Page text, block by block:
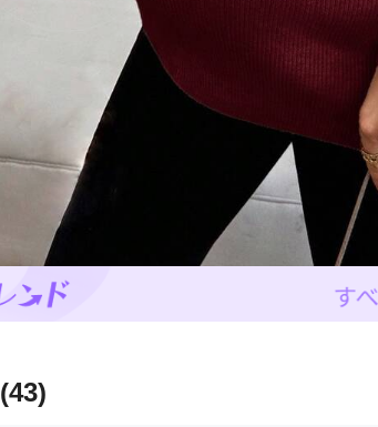
(43)